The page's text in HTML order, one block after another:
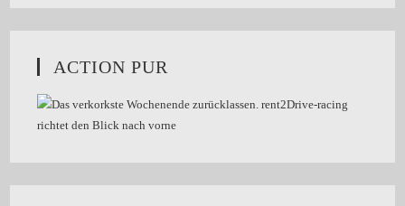
ACTION PUR